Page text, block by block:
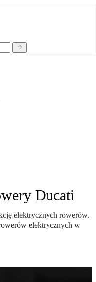
Ducati
elektrycznych rowerów.
elektrycznych w